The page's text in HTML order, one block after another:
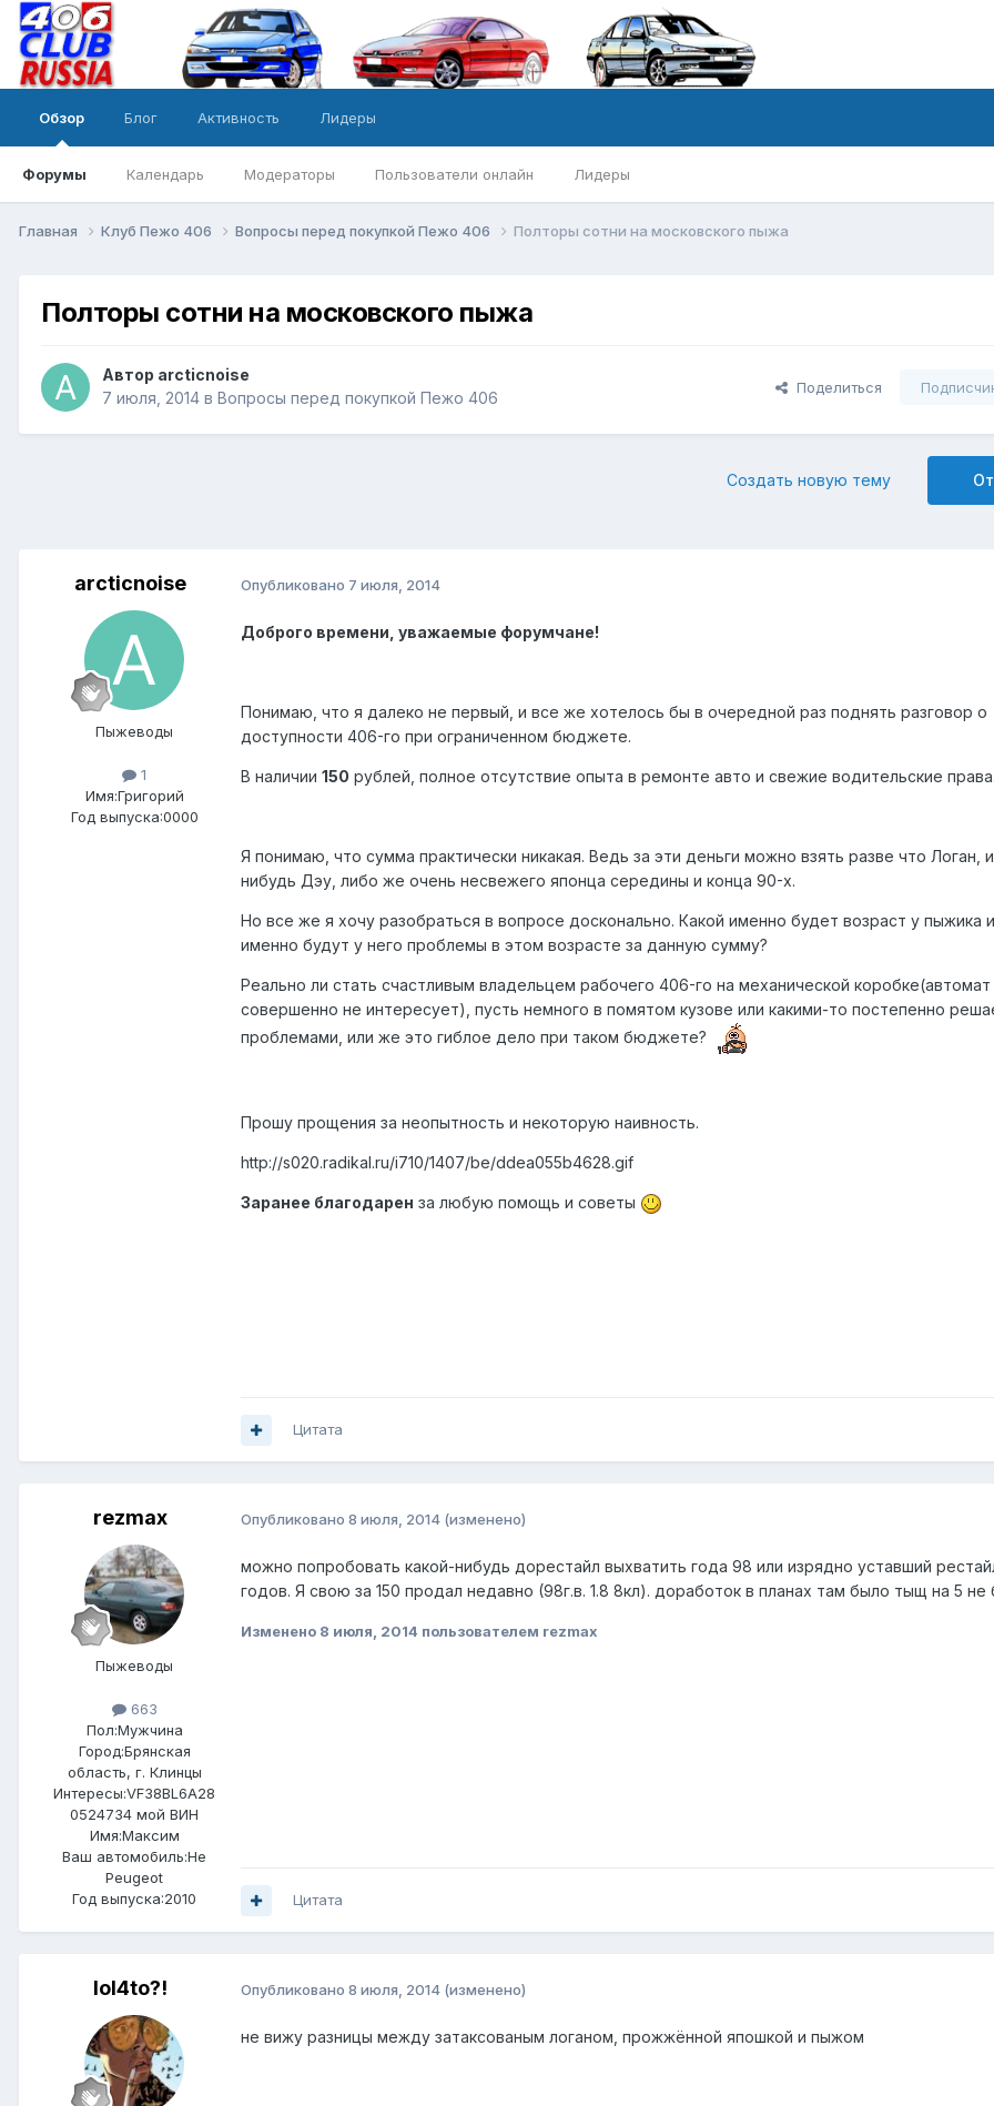
Обзор
Форумы Календарь Модераторы Пользователи онлайн Лидеры
Блог Активность Лидеры
Главная Клуб Пежо 406 Вопросы перед покупкой Пежо 406 Полторы сотни на московского пыжа
Полторы сотни на московского пыжа
Автор arcticnoise
7 июля, 2014 в Вопросы перед покупкой Пежо 406
Поделиться
Создать новую тему
arcticnoise
Пыжеводы
1
Имя:Григорий
Год выпуска:0000
Опубликовано 7 июля, 2014
Доброго времени, уважаемые форумчане!
Понимаю, что я далеко не первый, и все же хотелось бы в очередной раз поднять разговор о
доступности 406-го при ограниченном бюджете.
В наличии 150 рублей, полное отсутствие опыта в ремонте авто и свежие водительские
Я понимаю, что сумма практически никакая. Ведь за эти деньги можно взять разве что Логан,
нибудь Дэу, либо же очень несвежего японца середины и конца 90-х.
Но все же я хочу разобраться в вопросе досконально. Какой именно будет возраст у пыжика
именно будут у него проблемы в этом возрасте за данную сумму?
Реально ли стать счастливым владельцем рабочего 406-го на механической коробке(автомат
совершенно не интересует), пусть немного в помятом кузове или какими-то постепенно
проблемами, или же это гиблое дело при таком бюджете?
Прошу прощения за неопытность и некоторую наивность.
http://s020.radikal.ru/i710/1407/be/ddea055b4628.gif
Заранее благодарен за любую помощь и советы
Цитата
rezmax
Пыжеводы
663
Пол:Мужчина
Город:Брянская
область, г. Клинцы
Интересы:VF38BL6A28
0524734 мой ВИН
Имя:Максим
Ваш автомобиль:Не
Peugeot
Год выпуска:2010
Опубликовано 8 июля, 2014 (изменено)
можно попробовать какой-нибудь дорестайл выхватить года 98 или изрядно уставший
годов. Я свою за 150 продал недавно (98г.в. 1.8 8кл). доработок в планах там было тыщ на 5 не
Изменено 8 июля, 2014 пользователем rezmax
Цитата
lol4to?! Опубликовано 8 июля, 2014 (изменено)
не вижу разницы между затаксованым логаном, прожжённой япошкой и пыжом